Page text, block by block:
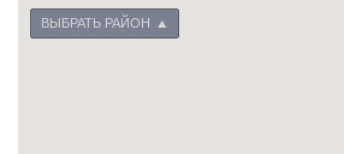
ВЫБРАТЬ РАЙОН